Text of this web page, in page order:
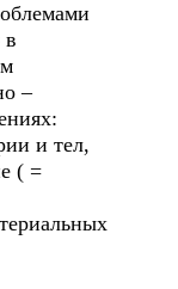
в
–
и тел,
( =